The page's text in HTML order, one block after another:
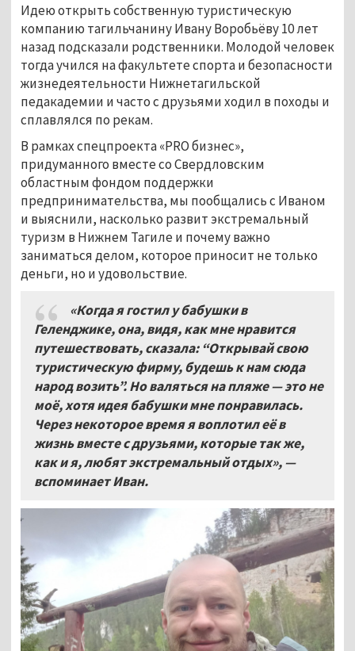
Идею открыть собственную туристическую
компанию тагильчанину Ивану Воробьёву 10 лет
назад подсказали родственники. Молодой человек
тогда учился на факультете спорта и безопасности
жизнедеятельности Нижнетагильской
педакадемии и часто с друзьями ходил в походы и
сплавлялся по рекам.
В рамках спецпроекта «PRO бизнес»,
придуманного вместе со Свердловским
областным фондом поддержки
предпринимательства, мы пообщались с Иваном
и выяснили, насколько развит экстремальный
туризм в Нижнем Тагиле и почему важно
заниматься делом, которое приносит не только
деньги, но и удовольствие.
«Когда я гостил у бабушки в
Геленджике, она, видя, как мне нравится
путешествовать, сказала: “Открывай свою
туристическую фирму, будешь к нам сюда
народ возить”. Но валяться на пляже — это не
моё, хотя идея бабушки мне понравилась.
Через некоторое время я воплотил её в
жизнь вместе с друзьями, которые так же,
как и я, любят экстремальный отдых», —
вспоминает Иван.